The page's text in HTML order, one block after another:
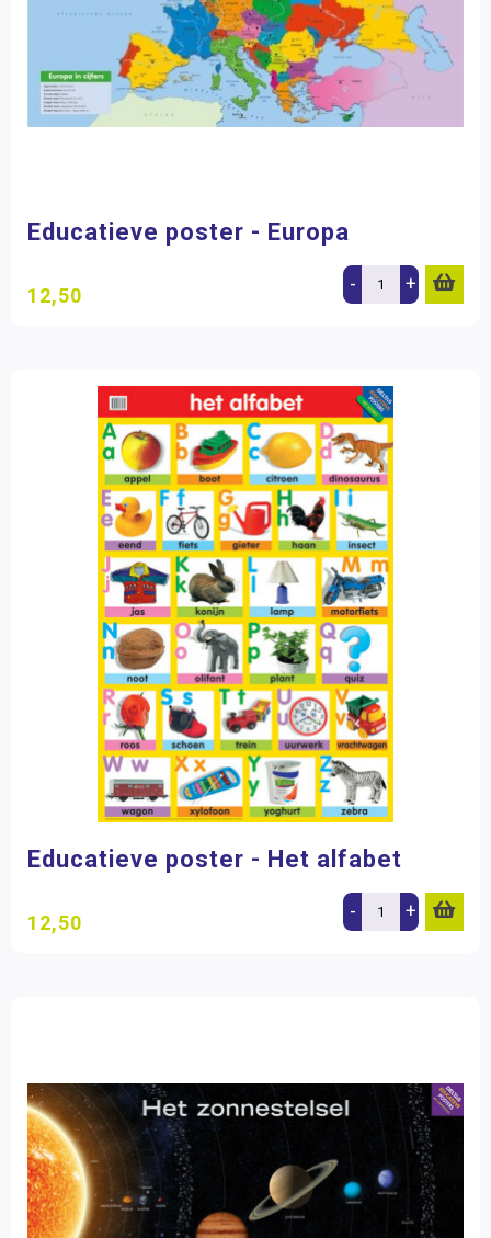
Educatieve poster - Europa
12,50 - +
Educatieve poster - Het alfabet
12,50 - +